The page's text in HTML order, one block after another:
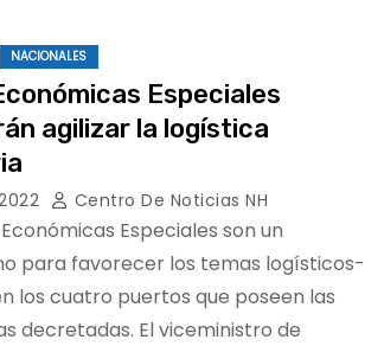
NACIONALES
Especiales
agilizar la logística
Centro De Noticias NH
Especiales son un
para favorecer los temas logísticos-
los cuatro puertos que poseen las
decretadas. El viceministro de